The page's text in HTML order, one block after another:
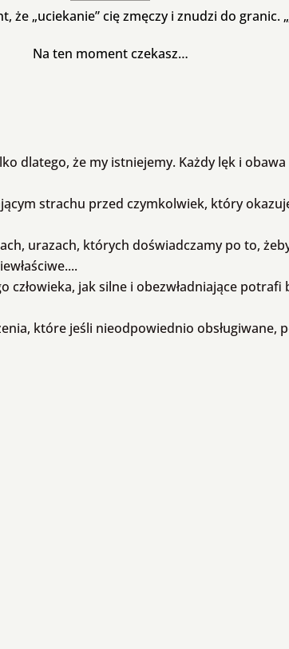
że „uciekanie” cię zmęczy i znudzi do granic. „
Na ten moment czekasz…
dlatego, że my istniejemy. Każdy lęk i
strachu przed czymkolwiek, który
urazach, których doświadczamy po to,
człowieka, jak silne i obezwładniające
które jeśli nieodpowiednio obsługiwane,